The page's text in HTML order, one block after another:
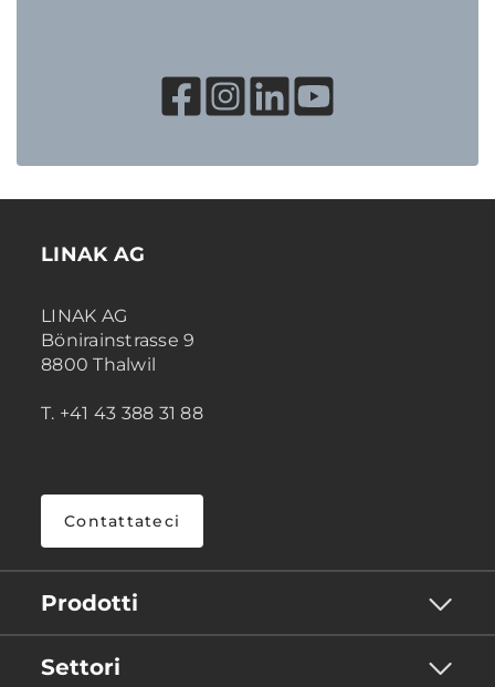
LINAK AG
LINAK AG
Bönirainstrasse 9
8800 Thalwil
T. +41 43 388 31 88
Contattateci
Prodotti
Settori